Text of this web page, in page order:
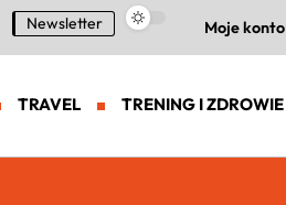
Newsletter Moje konto
TRAVEL TRENING I ZDROWIE